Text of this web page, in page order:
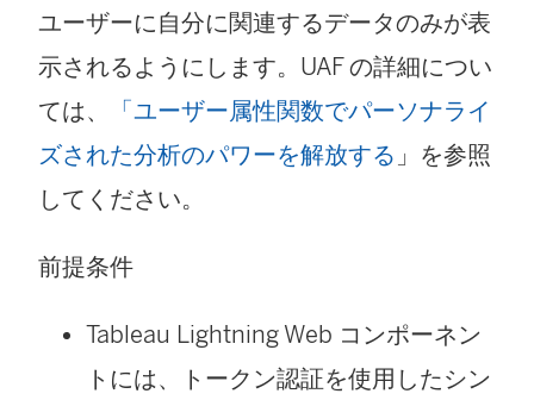
ユーザーに自分に関連するデータのみが表
示されるようにします。UAF の詳細につい
ては、
「ユーザー属性関数でパーソナライ
ズされた分析のパワーを解放する 」を参照
してください。
前提条件
Tableau Lightning Web コンポーネン
トには、トークン認証を使用したシン